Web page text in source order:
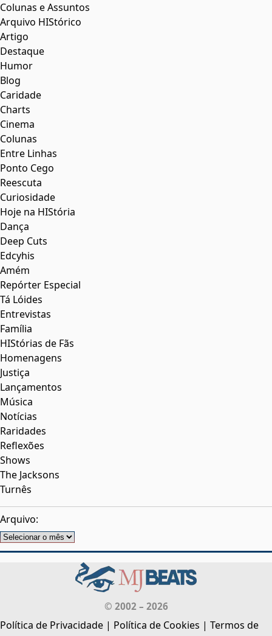
Colunas e Assuntos
Arquivo HIStórico
Artigo
Destaque
Humor
Blog
Caridade
Charts
Cinema
Colunas
Entre Linhas
Ponto Cego
Reescuta
Curiosidade
Hoje na HIStória
Dança
Deep Cuts
Edcyhis
Amém
Repórter Especial
Tá Lóides
Entrevistas
Família
HIStórias de Fãs
Homenagens
Justiça
Lançamentos
Música
Notícias
Raridades
Reflexões
Shows
The Jacksons
Turnês
Arquivo:
Arquivos
© 2002 – 2026
Política de Privacidade | Política de Cookies | Termos de